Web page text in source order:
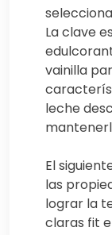
La clave
vainilla
leche
El
las
lograr la
claras fit